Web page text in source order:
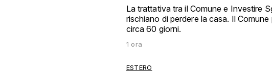
La trattativa tra il Comune e Investire
rischiano di perdere la casa. Il
circa 60 giorni.
1 ora
ESTERO